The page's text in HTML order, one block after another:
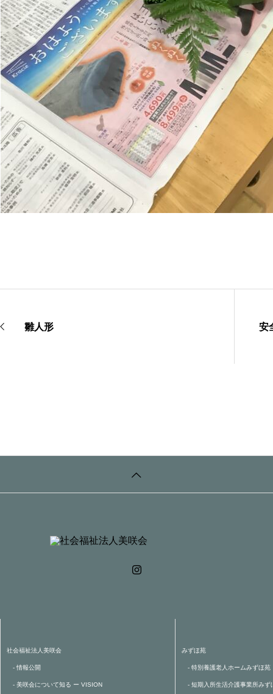
雛人形 安
社会福祉法人美咲会
- 情報公開
- 美咲会について知る ー VISION
みずほ苑
- 特別養護老人ホームみずほ苑
- 短期入所生活介護事業所みず